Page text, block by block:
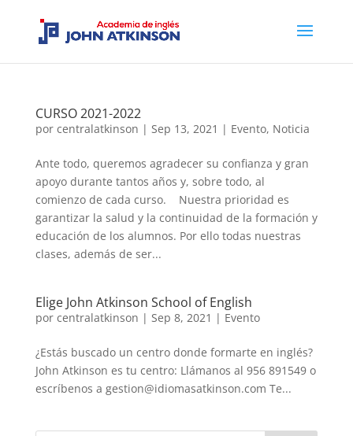
CURSO 2021-2022
por centralatkinson | Sep 13, 2021 | Evento, Noticia
Ante todo, queremos agradecer su confianza y gran
apoyo durante tantos años y, sobre todo, al
comienzo de cada curso. Nuestra prioridad es
garantizar la salud y la continuidad de la formación y
educación de los alumnos. Por ello todas nuestras
clases, además de ser...
Elige John Atkinson School of English
por centralatkinson | Sep 8, 2021 | Evento
¿Estás buscado un centro donde formarte en inglés?
John Atkinson es tu centro: Llámanos al 956 891549 o
escríbenos a gestion@idiomasatkinson.com Te...